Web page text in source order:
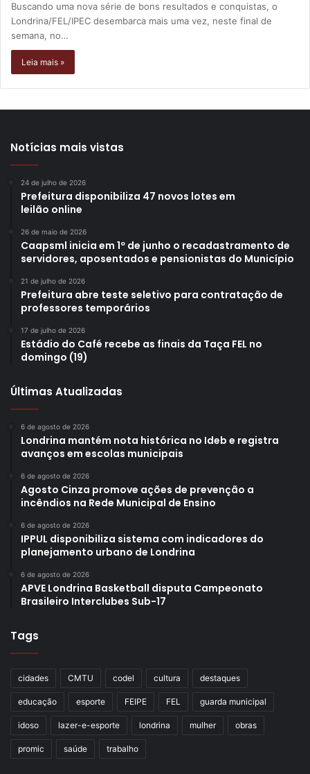
Buscando uma nova série de bons resultados e conquistas, o
Londrina/FEL/IPEC desembarca mais uma vez, neste final de
semana, no…
Leia mais »
Notícias mais vistas
24 de julho de 2026
Prefeitura disponibiliza 47 novos lotes em
leilão online
26 de maio de 2026
Caapsml inicia em 1º de junho o recadastramento de
servidores, aposentados e pensionistas do Município
21 de julho de 2026
Prefeitura abre teste seletivo para contratação de
professores temporários
17 de julho de 2026
Estádio do Café recebe as finais da Taça FEL no
domingo (19)
Últimas Atualizadas
6 de agosto de 2026
Londrina mantém nota histórica no Ideb e registra
avanços em escolas municipais
6 de agosto de 2026
Agosto Cinza promove ações de prevenção a
incêndios na Rede Municipal de Ensino
6 de agosto de 2026
IPPUL disponibiliza sistema com indicadores do
planejamento urbano de Londrina
6 de agosto de 2026
APVE Londrina Basketball disputa Campeonato
Brasileiro Interclubes Sub-17
Tags
cidades CMTU codel cultura destaques
educação esporte FEIPE FEL guarda municipal
idoso lazer-e-esporte londrina mulher obras
promic saúde trabalho